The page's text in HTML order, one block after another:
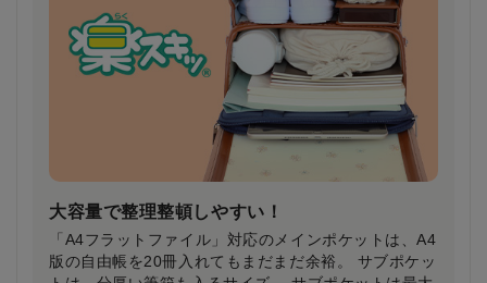
安全・安心
雨で視界が悪い日や夕暮れ時に、ランドセルのふちが
ピカッと光り、ドライバーの注意を引きます。
大容量で整理整頓しやすい！
「A4フラットファイル」対応のメインポケットは、A4
版の自由帳を20冊入れてもまだまだ余裕。 サブポケッ